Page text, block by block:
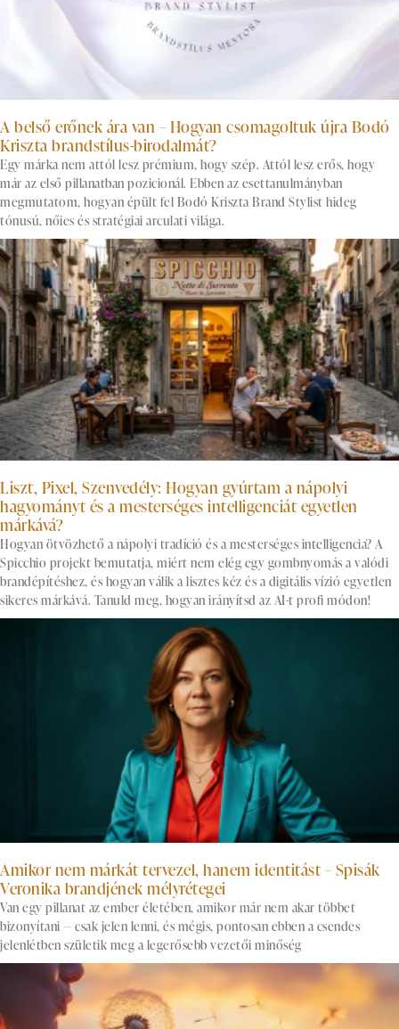
A belső erőnek ára van – Hogyan csomagoltuk újra Bodó
Kriszta brandstílus-birodalmát?
Egy márka nem attól lesz prémium, hogy szép. Attól lesz erős, hogy
már az első pillanatban pozicionál. Ebben az esettanulmányban
megmutatom, hogyan épült fel Bodó Kriszta Brand Stylist hideg
tónusú, nőies és stratégiai arculati világa.
Liszt, Pixel, Szenvedély: Hogyan gyúrtam a nápolyi
hagyományt és a mesterséges intelligenciát egyetlen
márkává?
Hogyan ötvözhető a nápolyi tradíció és a mesterséges intelligencia? A
Spicchio projekt bemutatja, miért nem elég egy gombnyomás a valódi
brandépítéshez, és hogyan válik a lisztes kéz és a digitális vízió egyetlen
sikeres márkává. Tanuld meg, hogyan irányítsd az AI-t profi módon!
Amikor nem márkát tervezel, hanem identitást – Spisák
Veronika brandjének mélyrétegei
Van egy pillanat az ember életében, amikor már nem akar többet
bizonyítani — csak jelen lenni, és mégis, pontosan ebben a csendes
jelenlétben születik meg a legerősebb vezetői minőség